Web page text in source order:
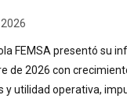
FEMSA presentó su
de 2026 con
y utilidad operativa,